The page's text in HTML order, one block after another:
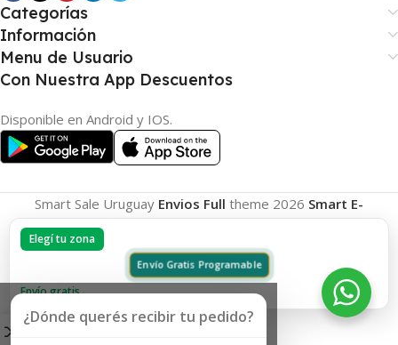
Elegí tu zona
Envío Gratis Programable
Envío gratis
Categorías
Información
Menu de Usuario
Con Nuestra App Descuentos
Disponible en Android y IOS.
Smart Sale Uruguay Envios Full theme 2026 Smart E-
¿Dónde querés recibir tu pedido?